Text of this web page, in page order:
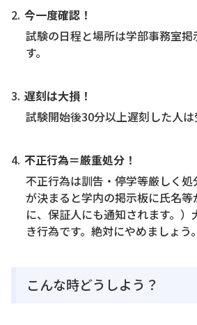
今一度確認！
試験の日程と場所は学部事務室
す。
遅刻は大損！
試験開始後30分以上遅刻した人は
不正行為＝厳重処分！
不正行為は訓告・停学等厳しく
が決まると学内の掲示板に氏名
に、保証人にも通知されます。）
き行為です。絶対にやめましょう。
こんな時どうしよう？